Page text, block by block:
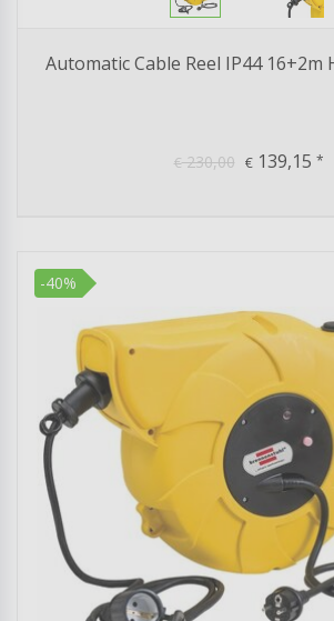
Automatic Cable Reel IP44 16+2m
€230,00 €139,15 *
-40%